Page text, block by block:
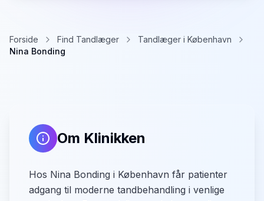
Forside Find Tandlæger
Tandlæger i København
Nina Bonding
Om Klinikken
Hos Nina Bonding i København får patienter
adgang til moderne tandbehandling i venlige